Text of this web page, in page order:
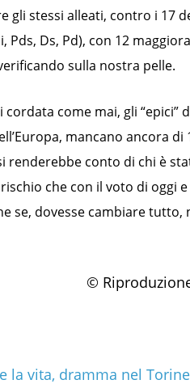
gli stessi alleati, contro i 17
Ds, Pd), con 12
sulla nostra pelle.
come mai, gli “epici”
mancano ancora di
renderebbe conto di chi è
che con il voto di oggi
se, dovesse cambiare tutto,
©
la vita, dramma nel